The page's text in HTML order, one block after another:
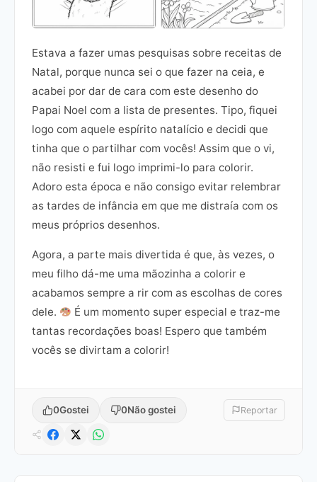
Estava a fazer umas pesquisas sobre receitas de
Natal, porque nunca sei o que fazer na ceia, e
acabei por dar de cara com este desenho do
Papai Noel com a lista de presentes. Tipo, fiquei
logo com aquele espírito natalício e decidi que
tinha que o partilhar com vocês! Assim que o vi,
não resisti e fui logo imprimi-lo para colorir.
Adoro esta época e não consigo evitar relembrar
as tardes de infância em que me distraía com os
meus próprios desenhos.
Agora, a parte mais divertida é que, às vezes, o
meu filho dá-me uma mãozinha a colorir e
acabamos sempre a rir com as escolhas de cores
dele.
É um momento super especial e traz-me
tantas recordações boas! Espero que também
vocês se divirtam a colorir!
0Gostei 0Não gostei Reportar